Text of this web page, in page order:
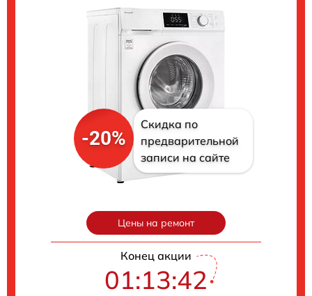
-20%
Скидка по
предварительной
записи на сайте
Цены на ремонт
Конец акции
01:13:41